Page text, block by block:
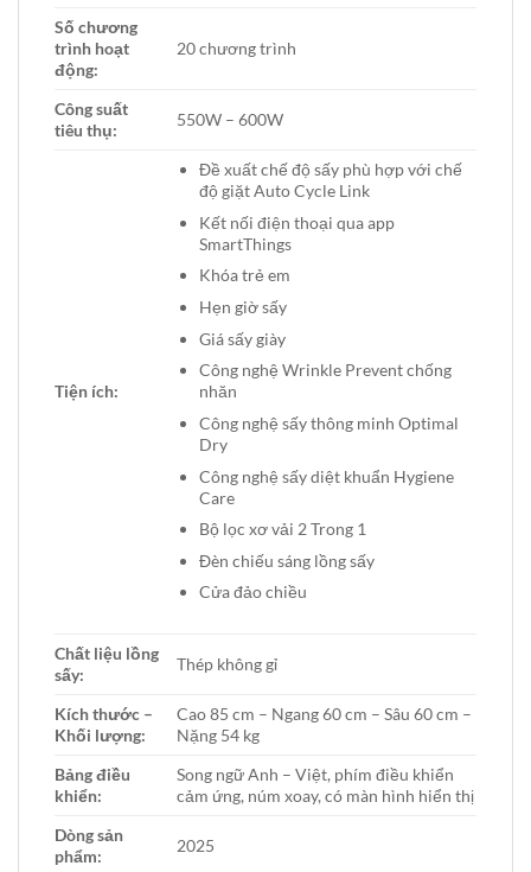
Số chương
trình hoạt
động:
20 chương trình
Công suất
tiêu thụ:
550W – 600W
Tiện ích:
Đề xuất chế độ sấy phù hợp với chế
độ giặt Auto Cycle Link
Kết nối điện thoại qua app
SmartThings
Khóa trẻ em
Hẹn giờ sấy
Giá sấy giày
Công nghệ Wrinkle Prevent chống
nhăn
Công nghệ sấy thông minh Optimal
Dry
Công nghệ sấy diệt khuẩn Hygiene
Care
Bộ lọc xơ vải 2 Trong 1
Đèn chiếu sáng lồng sấy
Cửa đảo chiều
Chất liệu lồng
sấy:
Thép không gỉ
Kích thước –
Khối lượng:
Cao 85 cm – Ngang 60 cm – Sâu 60 cm –
Nặng 54 kg
Bảng điều
khiển:
Song ngữ Anh – Việt, phím điều khiển
cảm ứng, núm xoay, có màn hình hiển thị
Dòng sản
phẩm:
2025